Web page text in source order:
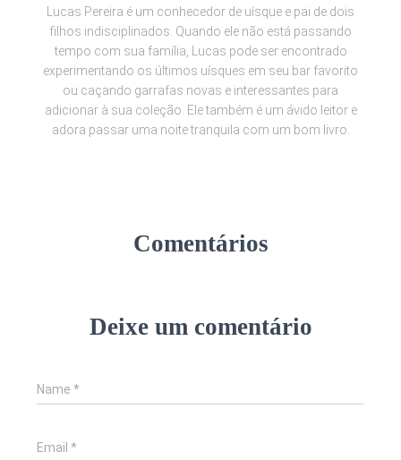
Lucas Pereira é um conhecedor de uísque e pai de dois
filhos indisciplinados. Quando ele não está passando
tempo com sua família, Lucas pode ser encontrado
experimentando os últimos uísques em seu bar favorito
ou caçando garrafas novas e interessantes para
adicionar à sua coleção. Ele também é um ávido leitor e
adora passar uma noite tranquila com um bom livro.
Comentários
Deixe um comentário
Name *
Email *